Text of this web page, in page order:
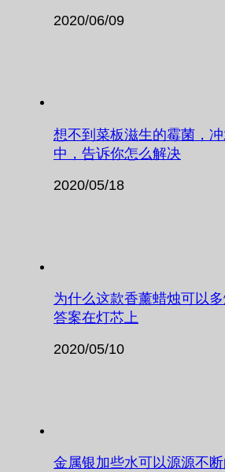
2020/06/09
想不到菜板滋生的霉菌，
中，告诉你怎么解决
2020/05/18
为什么这款香薰蜡烛可以多
答案在灯芯上
2020/05/10
金属银加些水可以源源不